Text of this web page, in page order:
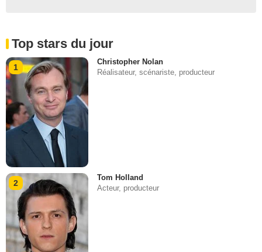
Top stars du jour
1
Christopher Nolan
Réalisateur, scénariste, producteur
2
Tom Holland
Acteur, producteur